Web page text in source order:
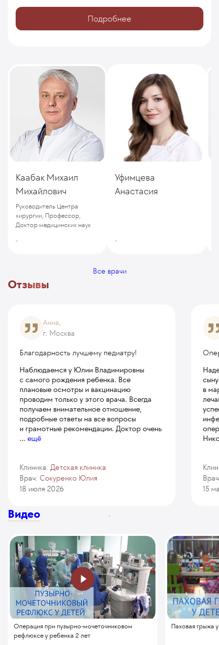
Каабак Михаил
Михайлович
Руководитель Центра
хирургии, Профессор,
Доктор медицинских наук
-
Уфимцева
Анастасия
-
Все врачи
Подробнее
Отзывы
Анна,
г. Москва
Благодарность лучшему педиатру!
Наблюдаемся у Юлии Владимировны
с самого рождения ребенка. Все
плановые осмотры и вакцинацию
проводим только у этого врача. Всегда
получаем внимательное отношение,
подробные ответы на все вопросы
и грамотные рекомендации. Доктор очень
... ещё
Клиника: Детская клиника
Врач: Сокуренко Юлия
18 июля 2026
в
15
Видео
Операция при пузырно-мочеточниковом
рефлюксе у ребенка 2 лет
Паховая грыжа